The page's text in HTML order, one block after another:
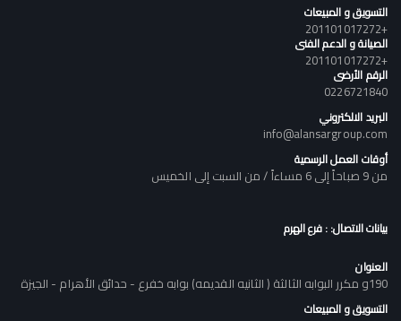
التسويق و المبيعات
+201101017272
الصيانة و الدعم الفنى
+201101017272
الرقم الأرضى
0226721840
البريد الالكتروني
info@alansargroup.com
أوقات العمل الرسمية
من 9 صباحاً إلى 6 مساءاً / من السبت إلى الخميس
بيانات الاتصال: : فرع الهرم
العنوان
190و مكرر البوابه الثالثة ( الثانيه القديمه) بوابه خفرع - حدائق الأهرام - الجيزة
التسويق و المبيعات